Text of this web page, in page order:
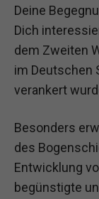
Deine
Dich
dem Zweiten
im Deutschen
verankert
Besonders
des
Entwicklung
begünstigte